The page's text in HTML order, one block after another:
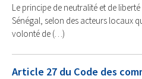
Le principe de neutralité et de
Sénégal, selon des acteurs locaux
volonté de (…)
Article 27 du Code des